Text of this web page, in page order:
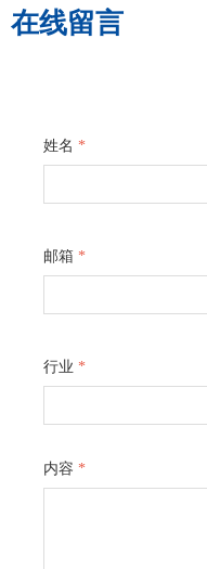
姓名 *
邮箱 *
行业 *
内容 *
在线留言